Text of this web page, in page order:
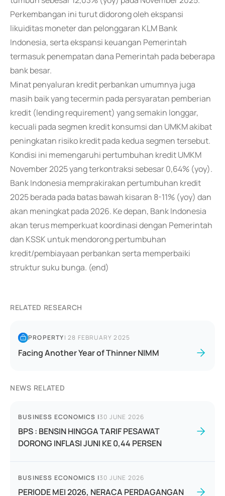
Perkembangan ini turut didorong oleh ekspansi
likuiditas moneter dan pelonggaran KLM Bank
Indonesia, serta ekspansi keuangan Pemerintah
termasuk penempatan dana Pemerintah pada beberapa
bank besar.
Minat penyaluran kredit perbankan umumnya juga
masih baik yang tecermin pada persyaratan pemberian
kredit (lending requirement) yang semakin longgar,
kecuali pada segmen kredit konsumsi dan UMKM akibat
peningkatan risiko kredit pada kedua segmen tersebut.
Kondisi ini memengaruhi pertumbuhan kredit UMKM
November 2025 yang terkontraksi sebesar 0,64% (yoy).
Bank Indonesia memprakirakan pertumbuhan kredit
2025 berada pada batas bawah kisaran 8-11% (yoy) dan
akan meningkat pada 2026. Ke depan, Bank Indonesia
akan terus memperkuat koordinasi dengan Pemerintah
dan KSSK untuk mendorong pertumbuhan
kredit/pembiayaan perbankan serta memperbaiki
struktur suku bunga. (end)
RELATED RESEARCH
PROPERTY|28 FEBRUARY 2025
Facing Another Year of Thinner NIMM
NEWS RELATED
BUSINESS ECONOMICS |30 JUNE 2026
BPS : BENSIN HINGGA TARIF PESAWAT
DORONG INFLASI JUNI KE 0,44 PERSEN
BUSINESS ECONOMICS |30 JUNE 2026
PERIODE MEI 2026, NERACA PERDAGANGAN